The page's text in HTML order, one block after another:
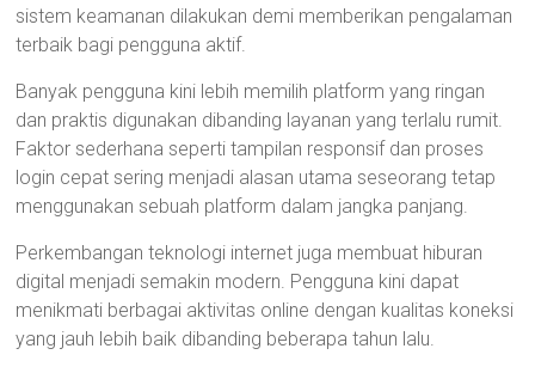
sistem keamanan dilakukan demi memberikan pengalaman
terbaik bagi pengguna aktif.
Banyak pengguna kini lebih memilih platform yang ringan
dan praktis digunakan dibanding layanan yang terlalu rumit.
Faktor sederhana seperti tampilan responsif dan proses
login cepat sering menjadi alasan utama seseorang tetap
menggunakan sebuah platform dalam jangka panjang.
Perkembangan teknologi internet juga membuat hiburan
digital menjadi semakin modern. Pengguna kini dapat
menikmati berbagai aktivitas online dengan kualitas koneksi
yang jauh lebih baik dibanding beberapa tahun lalu.